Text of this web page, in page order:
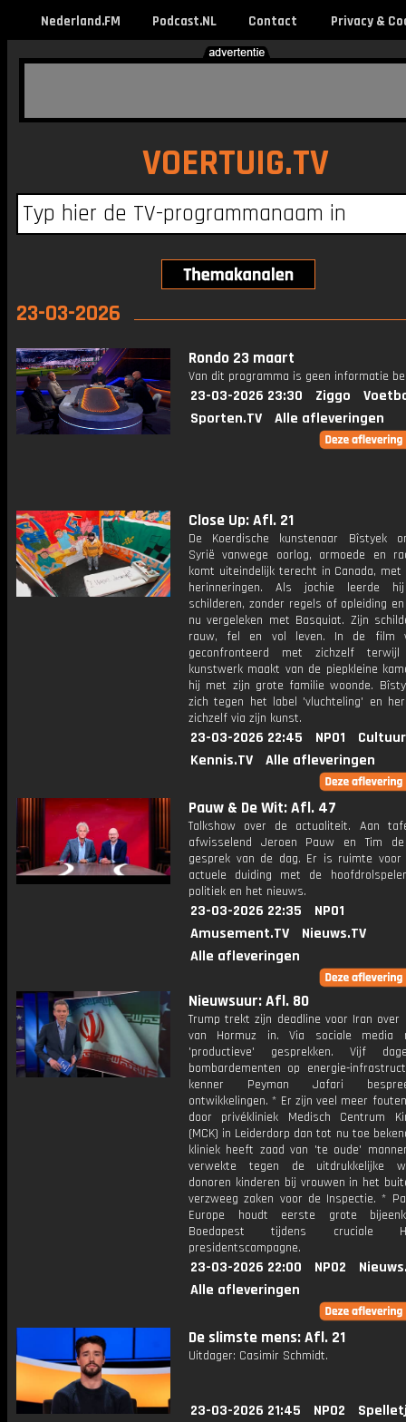
Nederland.FM Podcast.NL Contact Privacy &
VOERTUIG.TV
23-03-2026
Rondo 23 maart
Van dit programma is geen informatie
23-03-2026 23:30 Ziggo
Sporten.TV
Alle afleveringen
Close Up: Afl. 21
De Koerdische kunstenaar Bîstyek
Syrië vanwege oorlog, armoede en
komt uiteindelijk terecht in Canada,
herinneringen. Als jochie leerde
schilderen, zonder regels of opleiding
nu vergeleken met Basquiat. Zijn
rauw, fel en vol leven. In de film
geconfronteerd met zichzelf
kunstwerk maakt van de piepkleine
hij met zijn grote familie woonde.
zich tegen het label 'vluchteling' en
zichzelf via zijn kunst.
23-03-2026 22:45 NPO1
Kennis.TV
Alle afleveringen
Pauw & De Wit: Afl. 47
Talkshow over de actualiteit. Aan
afwisselend Jeroen Pauw en Tim
gesprek van de dag. Er is ruimte
actuele duiding met de
politiek en het nieuws.
23-03-2026 22:35
NPO1
Amusement.TV
Nieuws.TV
Alle afleveringen
Nieuwsuur: Afl. 80
Trump trekt zijn deadline voor Iran
van Hormuz in. Via sociale media
'productieve' gesprekken. Vijf
bombardementen op energie-
kenner Peyman Jafari
ontwikkelingen. * Er zijn veel meer
door privékliniek Medisch Centrum
(MCK) in Leiderdorp dan tot nu toe
kliniek heeft zaad van 'te oude'
verwekte tegen de uitdrukkelijke
donoren kinderen bij vrouwen in het
verzweeg zaken voor de Inspectie. *
Europe houdt eerste grote
Boedapest tijdens cruciale
presidentscampagne.
23-03-2026 22:00 NPO2
Alle afleveringen
De slimste mens: Afl. 21
Uitdager: Casimir Schmidt.
23-03-2026 21:45 NPO2